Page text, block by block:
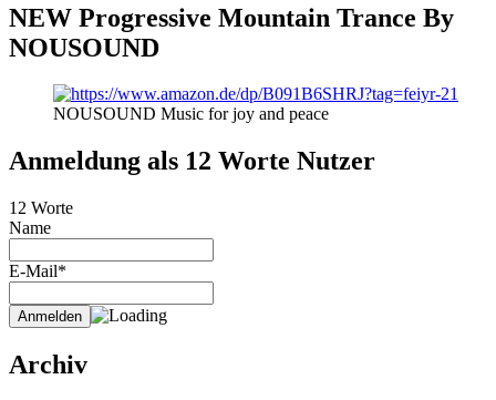
NEW Progressive Mountain Trance By
NOUSOUND
NOUSOUND Music for joy and peace
Anmeldung als 12 Worte Nutzer
12 Worte
Name
E-Mail*
Archiv